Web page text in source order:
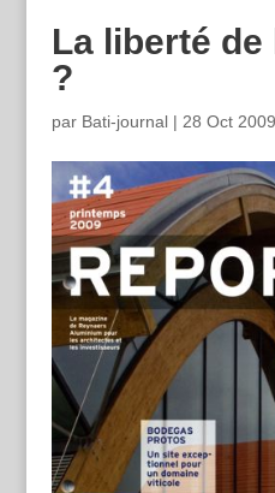
La liberté de
?
par Bati-journal| 28 Oct 2009